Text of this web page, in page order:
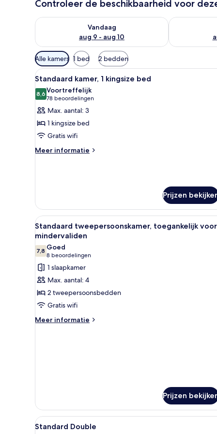
Controleer de beschikbaarheid voor
Vandaag
aug 9 - aug 10
De beschikbaarheid controleren voor vanavond aug
De
Beschikbare
filters
voor
kamers
Alle kamers 1 bed 2 bedden
Alle
foto's
voor
Standaard
kamer,
1
kingsize
bed
Een hotelkamer met een
4
Standaard kamer, 1 kingsize bed
8,68,6 van 10
Voortreffelijk
78 beoordelingen
(78
beoordelingen)
Max. aantal: 3
1 kingsize bed
Gratis wifi
Meer informatie
Meer
kingsize
bed
Prijzen
Alle
foto's
voor
Standaard
tweepersoonskamer,
toegankelijk
voor
mindervaliden
laden
Een hotelkamer met twee
4
Standaard tweepersoonskamer, toegankelijk voor
mindervaliden
7,87,8 van 10
Goed
8 beoordelingen
(8
beoordelingen)
1 slaapkamer
Max. aantal: 4
2 tweepersoonsbedden
Gratis wifi
Meer informatie
Meer
Prijzen
Alle
Een hotelkamer met twee
2
Standard Double